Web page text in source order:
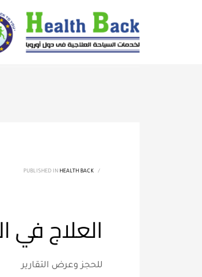
/
PUBLISHED IN HEALTH BACK
العلاج في
للحجز وعرض التقارير